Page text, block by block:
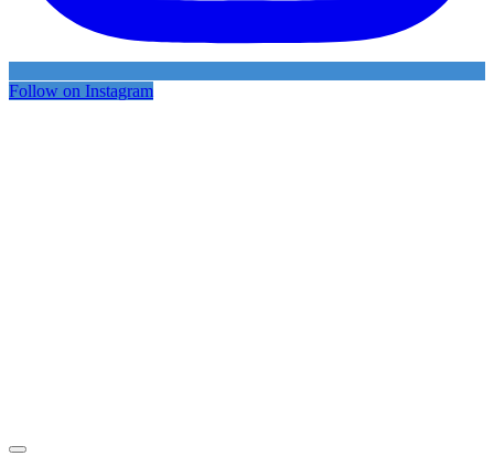
Follow on Instagram